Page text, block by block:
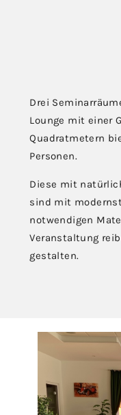
Drei
Lounge mit einer
Quadratmetern
Personen.
Diese mit
sind mit
notwendigen
Veranstaltung
gestalten.